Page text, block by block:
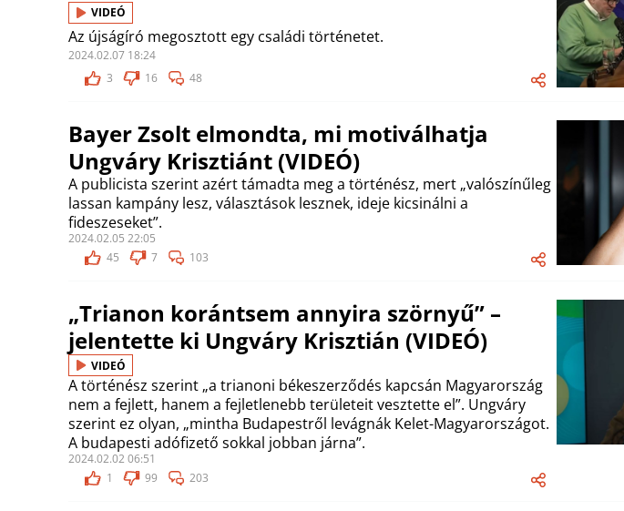
VIDEÓ
Az újságíró megosztott egy családi történetet.
2024.02.07 18:24
3
16 48
Bayer Zsolt elmondta, mi motiválhatja
Ungváry Krisztiánt (VIDEÓ)
A publicista szerint azért támadta meg a történész, mert „valószínűleg
lassan kampány lesz, választások lesznek, ideje kicsinálni a
fideszeseket”.
2024.02.05 22:05
45
7 103
„Trianon korántsem annyira szörnyű” –
jelentette ki Ungváry Krisztián (VIDEÓ)
VIDEÓ
A történész szerint „a trianoni békeszerződés kapcsán Magyarország
nem a fejlett, hanem a fejletlenebb területeit vesztette el”. Ungváry
szerint ez olyan, „mintha Budapestről levágnák Kelet-Magyarországot.
A budapesti adófizető sokkal jobban járna”.
2024.02.02 06:51
1
99 203